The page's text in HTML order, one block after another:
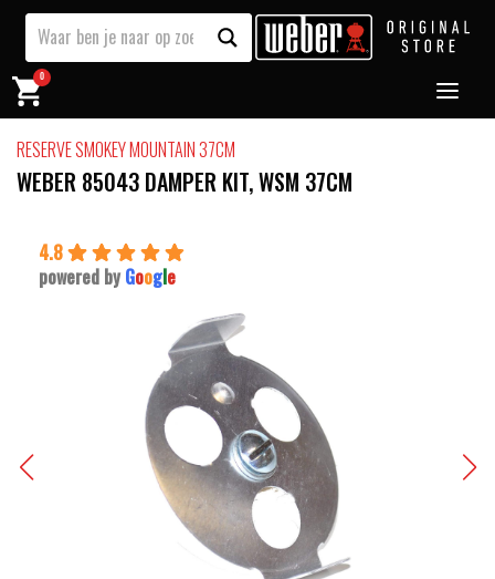
0
RESERVE SMOKEY MOUNTAIN 37CM
WEBER 85043 DAMPER KIT, WSM 37CM
4.8
powered by Google